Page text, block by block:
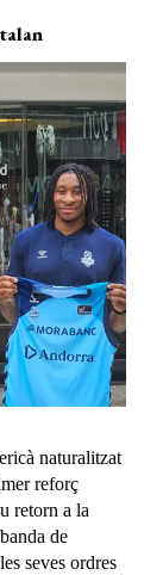
naturalitzat
reforç
retorn a la
de
seves ordres